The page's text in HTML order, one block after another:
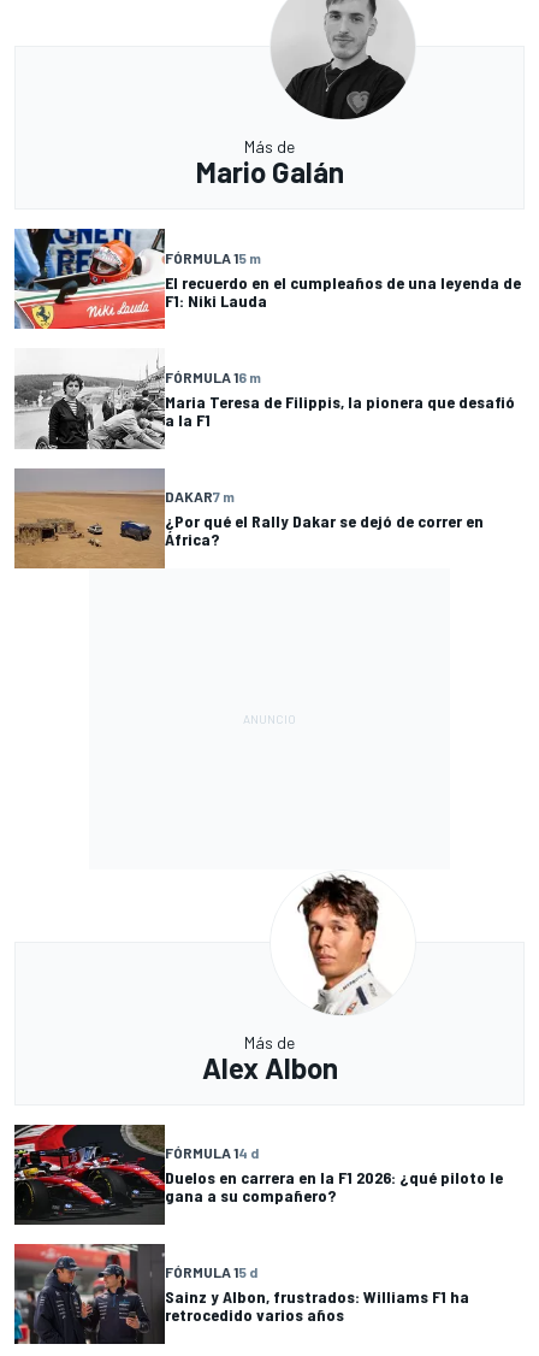
Más de
Mario Galán
FÓRMULA 15 m
El recuerdo en el cumpleaños de una leyenda de
F1: Niki Lauda
FÓRMULA 16 m
Maria Teresa de Filippis, la pionera que desafió
a la F1
DAKAR7 m
¿Por qué el Rally Dakar se dejó de correr en
África?
Más de
Alex Albon
FÓRMULA 14 d
Duelos en carrera en la F1 2026: ¿qué piloto le
gana a su compañero?
FÓRMULA 15 d
Sainz y Albon, frustrados: Williams F1 ha
retrocedido varios años